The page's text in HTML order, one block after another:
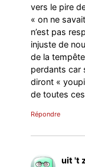
vers le pire
« on ne
n’est pas
injuste de
de la
perdants car
diront «
de toutes
Répondre
uit 't